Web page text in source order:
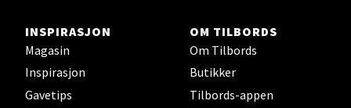
INSPIRASJON
Magasin
Inspirasjon
Gavetips
OM TILBORDS
Om Tilbords
Butikker
Tilbords-appen
Ski Storsenter, Jernbanesvingen 6, 1400 Ski
Åpent i dag 10-19
0 i butikk